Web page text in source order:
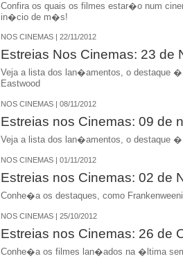
Confira os quais os filmes estar�o num
in�cio de m�s!
NOS CINEMAS | 22/11/2012
Estreias Nos Cinemas: 23 de
Veja a lista dos lan�amentos, o destaque
Eastwood
NOS CINEMAS | 08/11/2012
Estreias nos Cinemas: 09 de
Veja a lista dos lan�amentos, o destaque
NOS CINEMAS | 01/11/2012
Estreias nos Cinemas: 02 de
Conhe�a os destaques, como
NOS CINEMAS | 25/10/2012
Estreias nos Cinemas: 26 de
Conhe�a os filmes lan�ados na �ltima